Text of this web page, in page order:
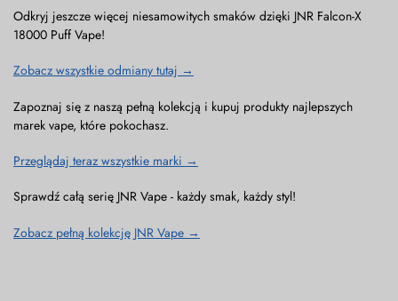
Odkryj jeszcze więcej niesamowitych smaków dzięki JNR Falcon-X
18000 Puff Vape!
Zobacz wszystkie odmiany tutaj →
Zapoznaj się z naszą pełną kolekcją i kupuj produkty najlepszych
marek vape, które pokochasz.
Przeglądaj teraz wszystkie marki →
Sprawdź całą serię JNR Vape - każdy smak, każdy styl!
Zobacz pełną kolekcję JNR Vape →